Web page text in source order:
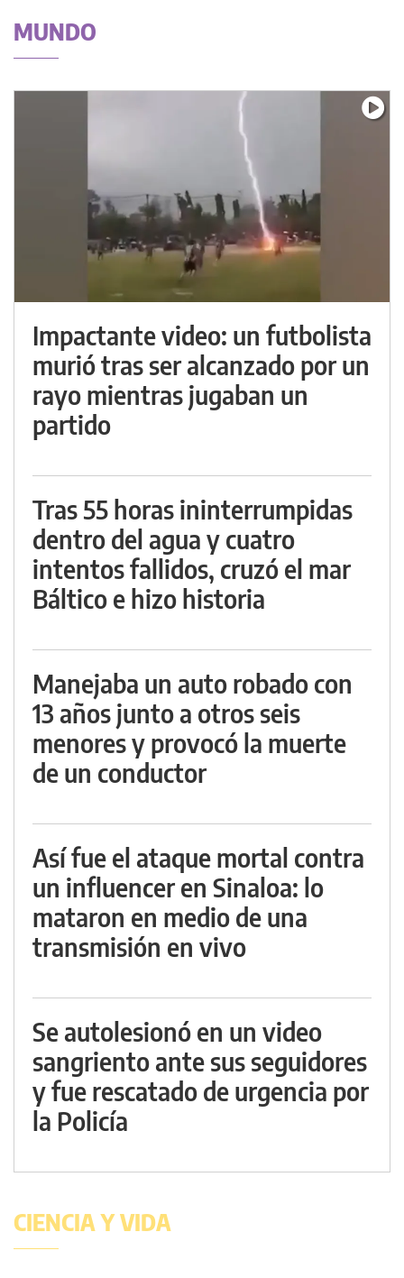
MUNDO
Impactante video: un futbolista
murió tras ser alcanzado por un
rayo mientras jugaban un
partido
Tras 55 horas ininterrumpidas
dentro del agua y cuatro
intentos fallidos, cruzó el mar
Báltico e hizo historia
Manejaba un auto robado con
13 años junto a otros seis
menores y provocó la muerte
de un conductor
Así fue el ataque mortal contra
un influencer en Sinaloa: lo
mataron en medio de una
transmisión en vivo
Se autolesionó en un video
sangriento ante sus seguidores
y fue rescatado de urgencia por
la Policía
CIENCIA Y VIDA